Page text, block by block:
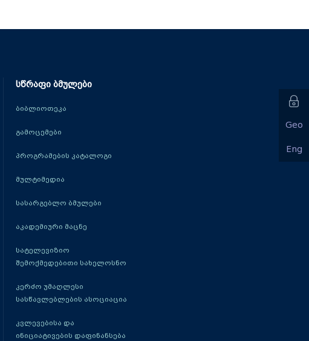
Geo
Eng
სწრაფი ბმულები
ბიბლიოთეკა
გამოცემები
პროგრამების კატალოგი
მულტიმედია
სასარგებლო ბმულები
აკადემიური მაცნე
სატელევიზიო
შემოქმედებითი სახელოსნო
კერძო უმაღლესი
სასწავლებლების ასოციაცია
კვლევებისა და
ინიციატივების დაფინანსება